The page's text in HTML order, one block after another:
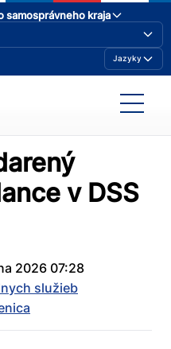
samosprávneho kraja
Jazyky
v DSS
2026 07:28
služieb